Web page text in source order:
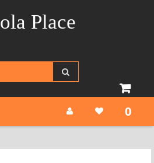
Place
0